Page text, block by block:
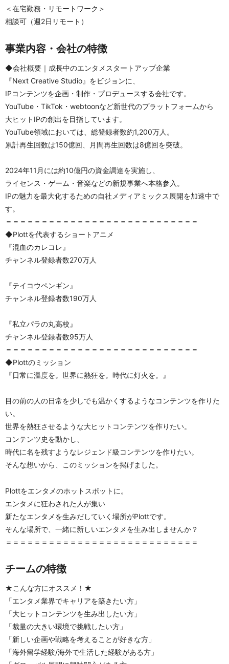
＜在宅勤務・リモートワーク＞
相談可（週2日リモート）
事業内容・会社の特徴
◆会社概要｜成長中のエンタメスタートアップ企業
『Next Creative Studio』をビジョンに、
IPコンテンツを企画・制作・プロデュースする会社です。
YouTube・TikTok・webtoonなど新世代のプラットフォームから
大ヒットIPの創出を目指しています。
YouTube領域においては、総登録者数約1,200万人。
累計再生回数は150億回、月間再生回数は8億回を突破。
2024年11月には約10億円の資金調達を実施し、
ライセンス・ゲーム・音楽などの新規事業へ本格参入。
IPの魅力を最大化するための自社メディアミックス展開を加速中で
す。
＝＝＝＝＝＝＝＝＝＝＝＝＝＝＝＝＝＝＝＝＝＝＝＝＝＝＝
◆Plottを代表するショートアニメ
『混血のカレコレ』
チャンネル登録者数270万人
『テイコウペンギン』
チャンネル登録者数190万人
『私立パラの丸高校』
チャンネル登録者数95万人
＝＝＝＝＝＝＝＝＝＝＝＝＝＝＝＝＝＝＝＝＝＝＝＝＝＝＝
◆Plottのミッション
『日常に温度を。世界に熱狂を。時代に灯火を。』
目の前の人の日常を少しでも温かくするようなコンテンツを作りた
い。
世界を熱狂させるような大ヒットコンテンツを作りたい。
コンテンツ史を動かし、
時代に名を残すようなレジェンド級コンテンツを作りたい。
そんな想いから、このミッションを掲げました。
Plottをエンタメのホットスポットに。
エンタメに狂わされた人が集い
新たなエンタメを生みだしていく場所がPlottです。
そんな場所で、一緒に新しいエンタメを生み出しませんか？
＝＝＝＝＝＝＝＝＝＝＝＝＝＝＝＝＝＝＝＝＝＝＝＝＝＝＝
チームの特徴
★こんな方にオススメ！★
「エンタメ業界でキャリアを築きたい方」
「大ヒットコンテンツを生み出したい方」
「裁量の大きい環境で挑戦したい方」
「新しい企画や戦略を考えることが好きな方」
「海外留学経験/海外で生活した経験がある方」